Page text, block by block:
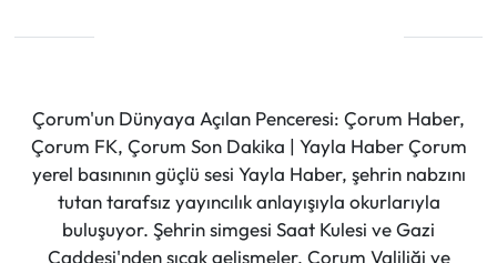
Çorum'un Dünyaya Açılan Penceresi: Çorum Haber,
Çorum FK, Çorum Son Dakika | Yayla Haber Çorum
yerel basınının güçlü sesi Yayla Haber, şehrin nabzını
tutan tarafsız yayıncılık anlayışıyla okurlarıyla
buluşuyor. Şehrin simgesi Saat Kulesi ve Gazi
Caddesi'nden sıcak gelişmeler, Çorum Valiliği ve